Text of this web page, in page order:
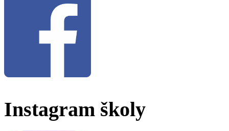
Instagram školy